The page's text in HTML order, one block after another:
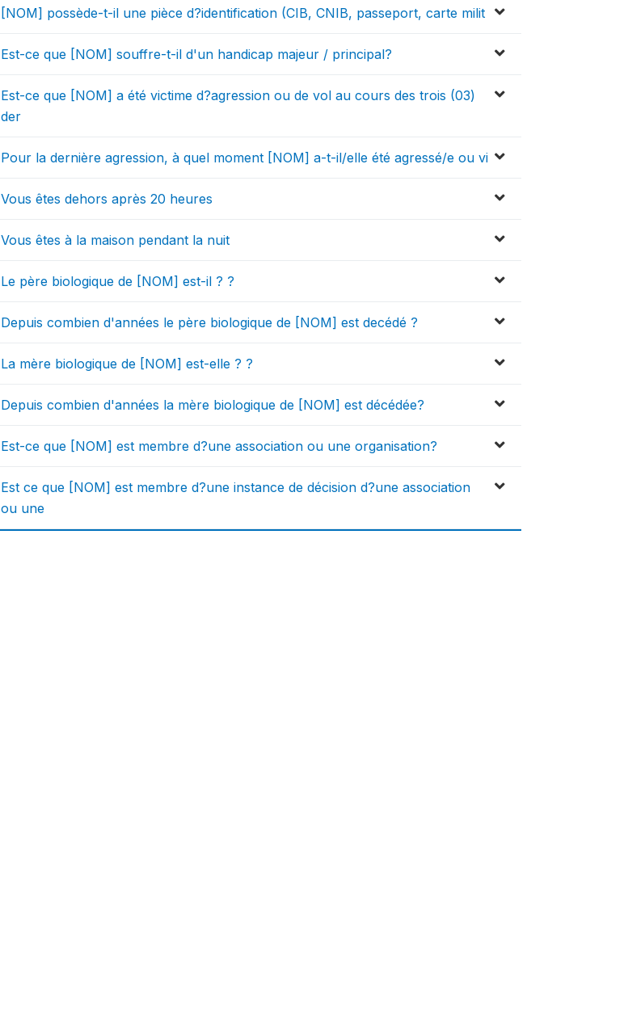
[NOM] possède-t-il une pièce d?identification (CIB, CNIB, passeport, carte milit
Est-ce que [NOM] souffre-t-il d'un handicap majeur / principal?
Est-ce que [NOM] a été victime d?agression ou de vol au cours des trois (03)
der
Pour la dernière agression, à quel moment [NOM] a-t-il/elle été agressé/e ou vi
Vous êtes dehors après 20 heures
Vous êtes à la maison pendant la nuit
Le père biologique de [NOM] est-il ? ?
Depuis combien d'années le père biologique de [NOM] est decédé ?
La mère biologique de [NOM] est-elle ? ?
Depuis combien d'années la mère biologique de [NOM] est décédée?
Est-ce que [NOM] est membre d?une association ou une organisation?
Est ce que [NOM] est membre d?une instance de décision d?une association
ou une